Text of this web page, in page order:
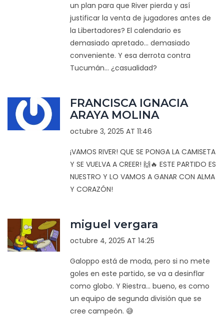
un plan para que River pierda y así
justificar la venta de jugadores antes de
la Libertadores? El calendario es
demasiado apretado... demasiado
conveniente. Y esa derrota contra
Tucumán... ¿casualidad?
FRANCISCA IGNACIA
ARAYA MOLINA
octubre 3, 2025 AT 11:46
¡VAMOS RIVER! QUE SE PONGA LA CAMISETA
Y SE VUELVA A CREER! 🙌🔥 ESTE PARTIDO ES
NUESTRO Y LO VAMOS A GANAR CON ALMA
Y CORAZÓN!
miguel vergara
octubre 4, 2025 AT 14:25
Galoppo está de moda, pero si no mete
goles en este partido, se va a desinflar
como globo. Y Riestra... bueno, es como
un equipo de segunda división que se
cree campeón. 😅